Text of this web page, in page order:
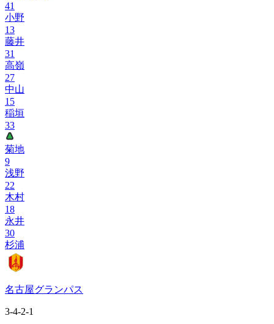
41
小野
13
藤井
31
高嶺
27
中山
15
稲垣
33
菊地
9
浅野
22
木村
18
永井
30
杉浦
名古屋グランパス
3-4-2-1